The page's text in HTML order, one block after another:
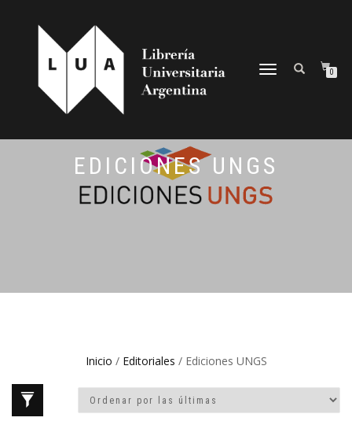
NAVEGACIÓN
0
EDICIONES UNGS
Inicio / Editoriales / Ediciones UNGS